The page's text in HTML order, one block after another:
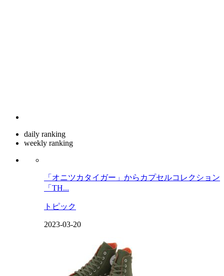
daily ranking
weekly ranking
「オニツカタイガー」からカプセルコレクション
「TH...
トピック
2023-03-20